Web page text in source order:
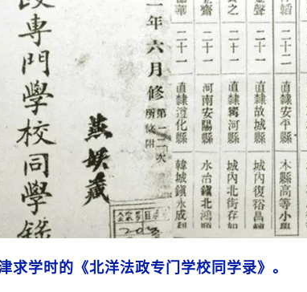
学时的《北洋法政专门学校同学录》。